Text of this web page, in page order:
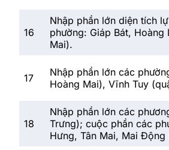
16
Nhập phần lớn diện tích
phường: Giáp Bát, Hoàng
Mai).
17
Nhập phần lớn các
Hoàng Mai), Vĩnh Tuy
18
Nhập phần lớn các
Trưng); cuộc phần các
Hưng, Tân Mai, Mai Động